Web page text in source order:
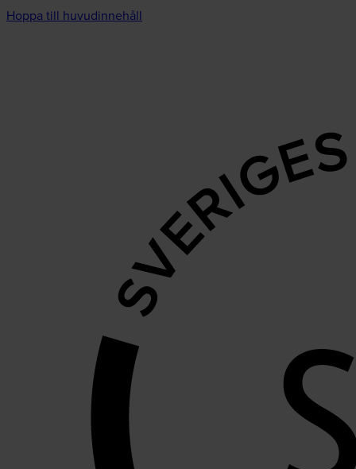
Hoppa till huvudinnehåll